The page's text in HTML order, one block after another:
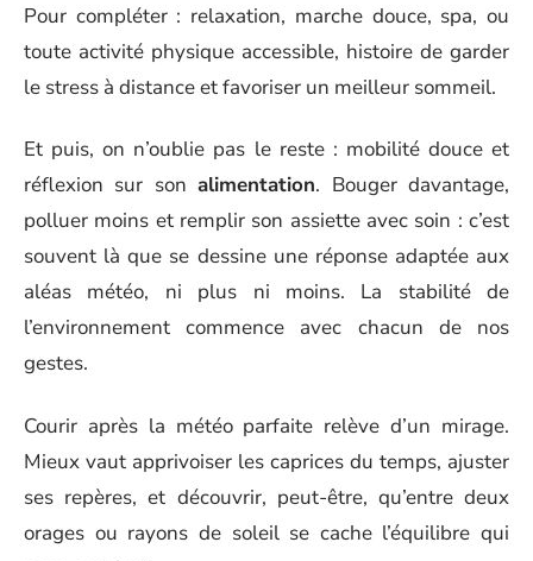
Pour compléter : relaxation, marche douce, spa, ou
toute activité physique accessible, histoire de garder
le stress à distance et favoriser un meilleur sommeil.
Et puis, on n’oublie pas le reste : mobilité douce et
réflexion sur sonalimentation. Bouger davantage,
polluer moins et remplir son assiette avec soin : c’est
souvent là que se dessine une réponse adaptée aux
aléas météo, ni plus ni moins. La stabilité de
l’environnement commence avec chacun de nos
gestes.
Courir après la météo parfaite relève d’un mirage.
Mieux vaut apprivoiser les caprices du temps, ajuster
ses repères, et découvrir, peut-être, qu’entre deux
orages ou rayons de soleil se cache l’équilibre qui